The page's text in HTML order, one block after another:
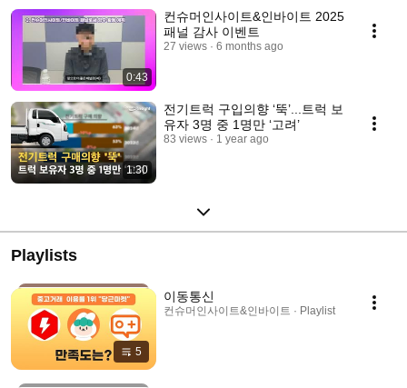
0:43
컨슈머인사이트&인바이트 2025
패널 감사 이벤트
27 views 6 months ago
1:30
전기트럭 구입의향 ‘뚝’...트럭 보
유자 3명 중 1명만 ‘고려’
83 views 1 year ago
Playlists
5
이동통신
컨슈머인사이트&인바이트 · Playlist